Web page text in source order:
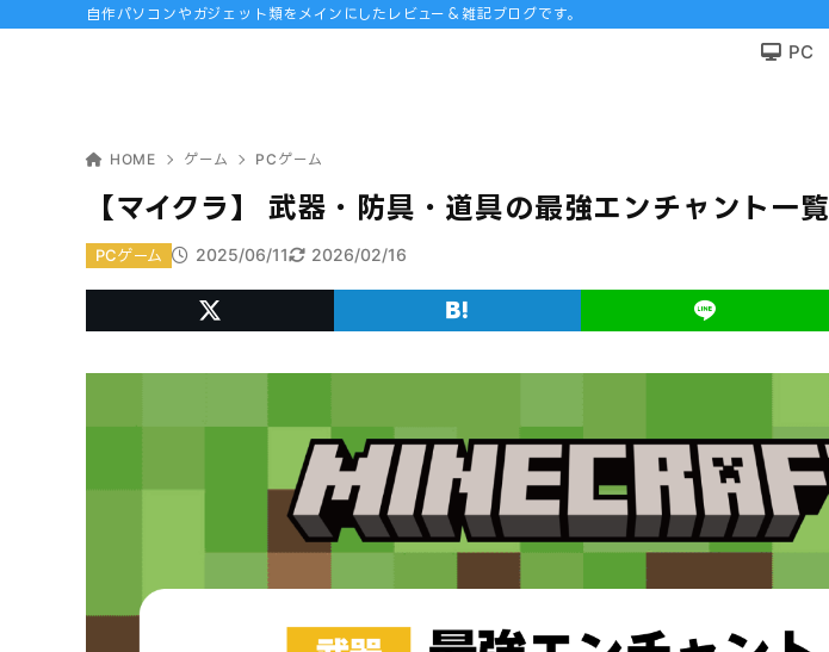
自作パソコンやガジェット類をメインにしたレビュー＆雑記ブログです。
PC
HOME ゲーム PCゲーム
【マイクラ】 武器・防具・道具の最強エンチャント一覧
2025/06/11 2026/02/16
PCゲーム